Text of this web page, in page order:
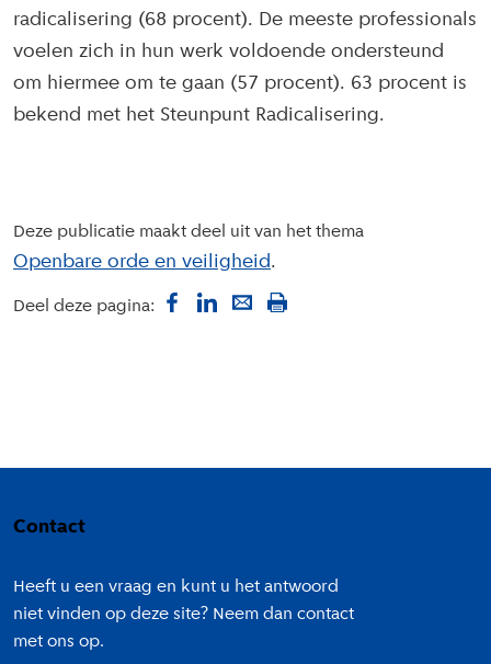
radicalisering (68 procent). De meeste professionals
voelen zich in hun werk voldoende ondersteund
om hiermee om te gaan (57 procent). 63 procent is
bekend met het Steunpunt Radicalisering.
Deze publicatie maakt deel uit van het thema
Openbare orde en veiligheid
Deel deze pagina:
Contact
Heeft u een vraag en kunt u het antwoord
niet vinden op deze site? Neem dan contact
met ons op.